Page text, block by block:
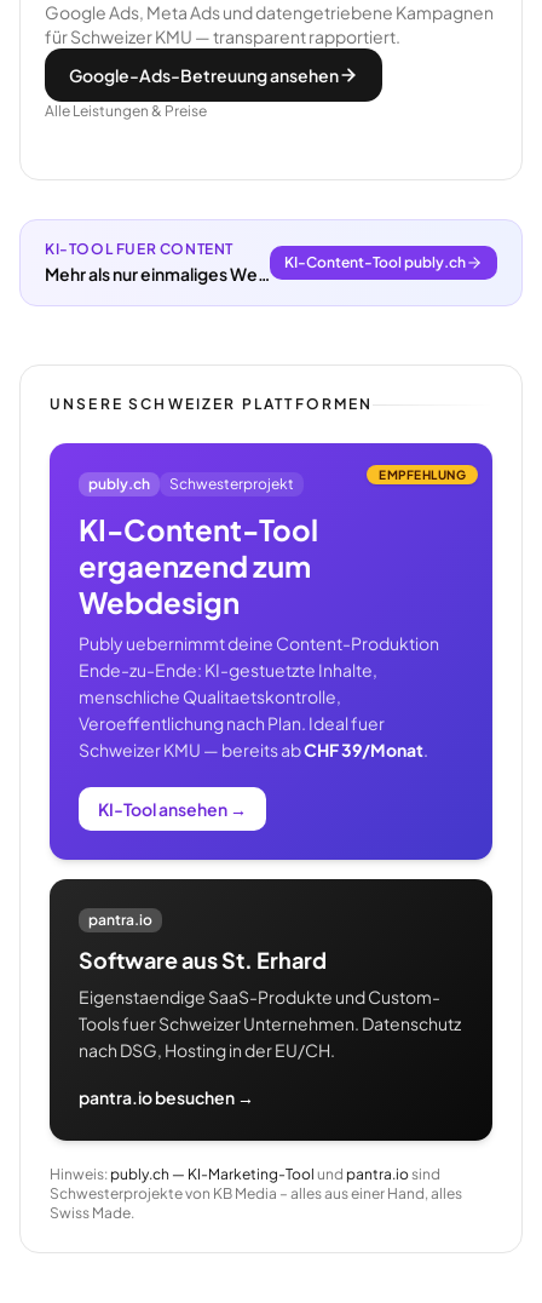
Google Ads, Meta Ads und datengetriebene Kampagnen
für Schweizer KMU — transparent rapportiert.
Google-Ads-Betreuung ansehen
Alle Leistungen & Preise
KI-TOOL FUER CONTENT
Mehr als nur einmaliges Webdesign.
KI-Content-Tool publy.ch
UNSERE SCHWEIZER PLATTFORMEN
EMPFEHLUNG
publy.ch Schwesterprojekt
KI-Content-Tool
ergaenzend zum
Webdesign
Publy uebernimmt deine Content-Produktion
Ende-zu-Ende: KI-gestuetzte Inhalte,
menschliche Qualitaetskontrolle,
Veroeffentlichung nach Plan. Ideal fuer
Schweizer KMU — bereits abCHF 39/Monat.
KI-Tool ansehen →
pantra.io
Software aus St. Erhard
Eigenstaendige SaaS-Produkte und Custom-
Tools fuer Schweizer Unternehmen. Datenschutz
nach DSG, Hosting in der EU/CH.
pantra.io besuchen →
Hinweis: publy.ch — KI-Marketing-Tool und pantra.iosind
Schwesterprojekte von KB Media – alles aus einer Hand, alles
Swiss Made.